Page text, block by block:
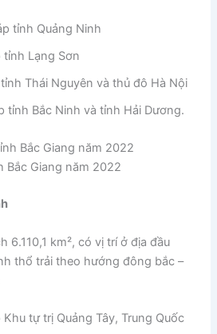
tỉnh Quảng Ninh
tỉnh Lạng Sơn
Thái Nguyên và thủ đô Hà Nội
tỉnh Bắc Ninh và tỉnh Hải Dương.
Bắc Giang năm 2022
6.110,1 km², có vị trí ở địa đầu
thổ trải theo hướng đông bắc –
Khu tự trị Quảng Tây, Trung Quốc